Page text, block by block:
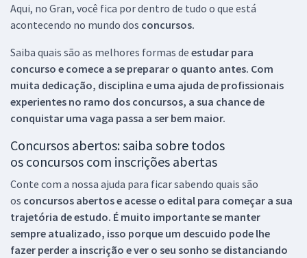
Aqui, no Gran, você fica por dentro de tudo o que está
acontecendo no mundo dos concursos.
Saiba quais são as melhores formas de estudar para
concurso e comece a se preparar o quanto antes. Com
muita dedicação, disciplina e uma ajuda de profissionais
experientes no ramo dos concursos, a sua chance de
conquistar uma vaga passa a ser bem maior.
Concursos abertos: saiba sobre todos
os concursos com inscrições abertas
Conte com a nossa ajuda para ficar sabendo quais são
os concursos abertos e acesse o edital para começar a sua
trajetória de estudo. É muito importante se manter
sempre atualizado, isso porque um descuido pode lhe
fazer perder a inscrição e ver o seu sonho se distanciando